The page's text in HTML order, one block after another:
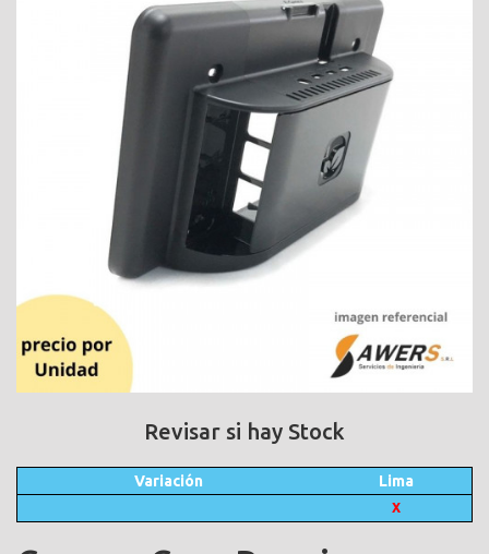
Revisar si hay Stock
Variación Lima
X